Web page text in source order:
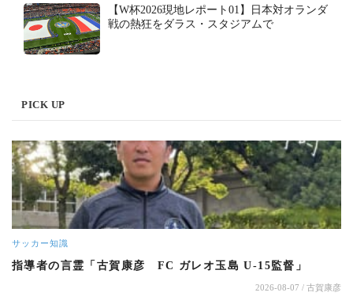
【W杯2026現地レポート01】日本対オランダ
戦の熱狂をダラス・スタジアムで
PICK UP
サッカー知識
指導者の言霊「古賀康彦 FC ガレオ玉島 U-15監督」
2026-08-07 / 古賀康彦